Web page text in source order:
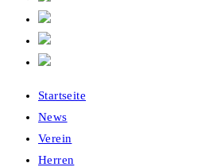
Startseite
News
Verein
Herren